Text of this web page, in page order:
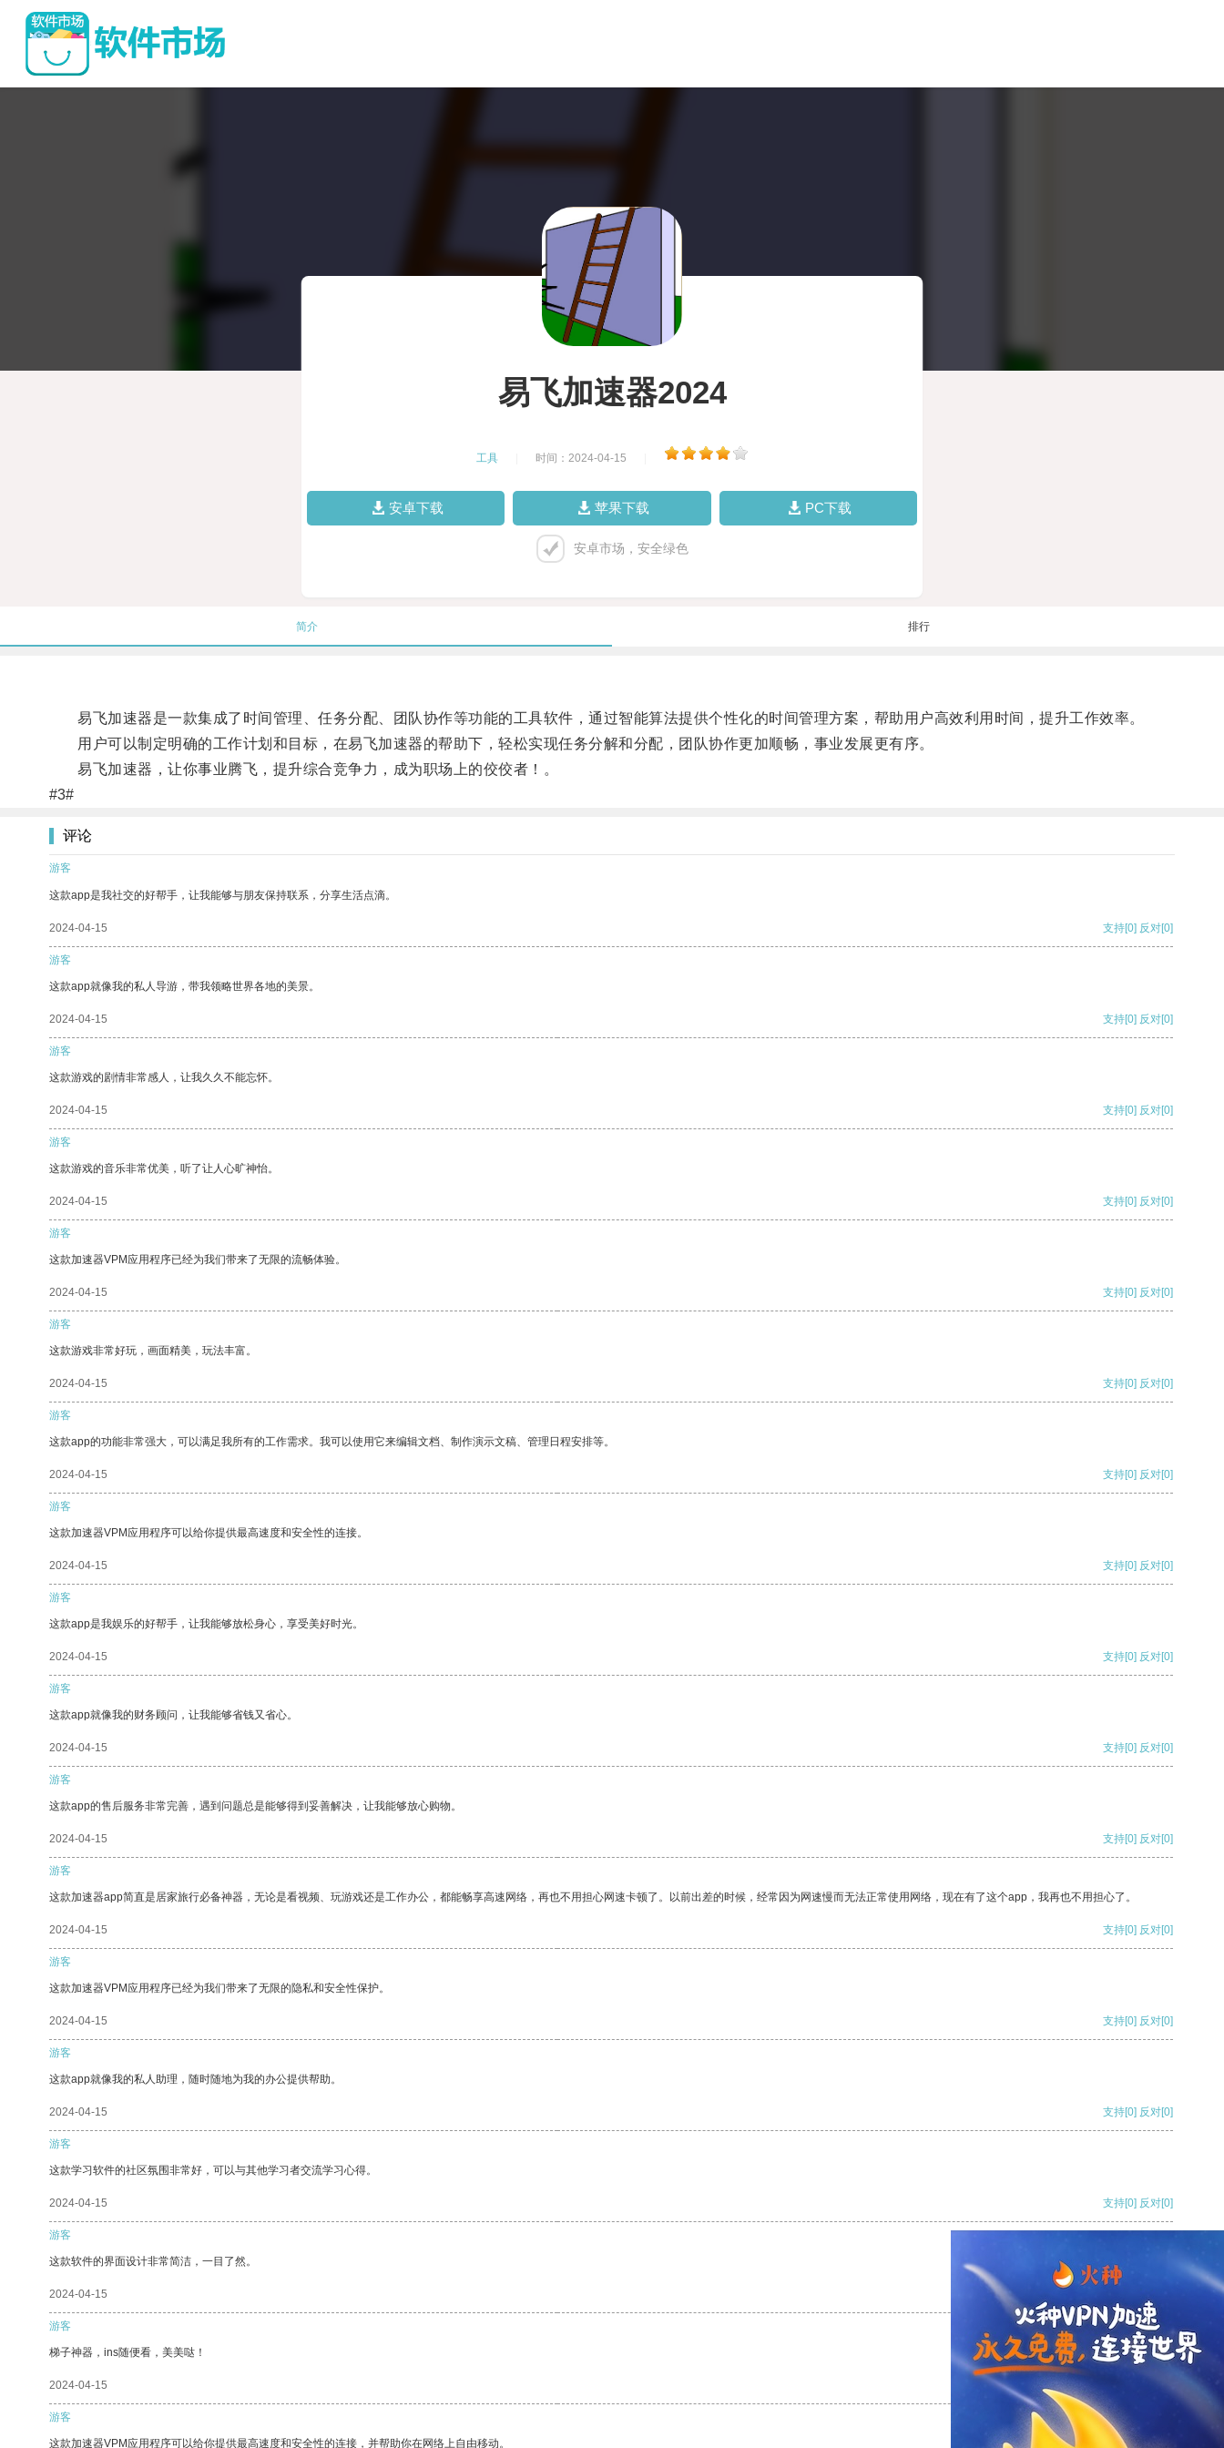
易飞加速器2024
工具 时间：2024-04-15
安卓下载 苹果下载 PC下载
安卓市场，安全绿色
简介 排行
易飞加速器是一款集成了时间管理、任务分配、团队协作等功能的工具软件，通过智能算法提供个性化的时间管理方案，帮助用户高效利用时间，提升工作效率。
用户可以制定明确的工作计划和目标，在易飞加速器的帮助下，轻松实现任务分解和分配，团队协作更加顺畅，事业发展更有序。
易飞加速器，让你事业腾飞，提升综合竞争力，成为职场上的佼佼者！。
#3#
评论
游客
这款app是我社交的好帮手，让我能够与朋友保持联系，分享生活点滴。
2024-04-15 支持[0] 反对[0]
游客
这款app就像我的私人导游，带我领略世界各地的美景。
2024-04-15 支持[0] 反对[0]
游客
这款游戏的剧情非常感人，让我久久不能忘怀。
2024-04-15 支持[0] 反对[0]
游客
这款游戏的音乐非常优美，听了让人心旷神怡。
2024-04-15 支持[0] 反对[0]
游客
这款加速器VPM应用程序已经为我们带来了无限的流畅体验。
2024-04-15 支持[0] 反对[0]
游客
这款游戏非常好玩，画面精美，玩法丰富。
2024-04-15 支持[0] 反对[0]
游客
这款app的功能非常强大，可以满足我所有的工作需求。我可以使用它来编辑文档、制作演示文稿、管理日程安排等。
2024-04-15 支持[0] 反对[0]
游客
这款加速器VPM应用程序可以给你提供最高速度和安全性的连接。
2024-04-15 支持[0] 反对[0]
游客
这款app是我娱乐的好帮手，让我能够放松身心，享受美好时光。
2024-04-15 支持[0] 反对[0]
游客
这款app就像我的财务顾问，让我能够省钱又省心。
2024-04-15 支持[0] 反对[0]
游客
这款app的售后服务非常完善，遇到问题总是能够得到妥善解决，让我能够放心购物。
2024-04-15 支持[0] 反对[0]
游客
这款加速器app简直是居家旅行必备神器，无论是看视频、玩游戏还是工作办公，都能畅享高速网络，再也不用担心网速卡顿了。以前出差的时候，经常因为网速慢而无法正常使用网络，现在有了这个app，我再也不用担心了。
2024-04-15 支持[0] 反对[0]
游客
这款加速器VPM应用程序已经为我们带来了无限的隐私和安全性保护。
2024-04-15 支持[0] 反对[0]
游客
这款app就像我的私人助理，随时随地为我的办公提供帮助。
2024-04-15 支持[0] 反对[0]
游客
这款学习软件的社区氛围非常好，可以与其他学习者交流学习心得。
2024-04-15 支持[0] 反对[0]
游客
这款软件的界面设计非常简洁，一目了然。
2024-04-15
游客
梯子神器，ins随便看，美美哒！
2024-04-15 反对
游客
这款加速器VPM应用程序可以给你提供最高速度和安全性的连接，并帮助你在网络上自由移动。